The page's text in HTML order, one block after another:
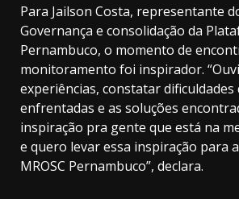
Para Jailson Costa, representante
Governança e consolidação da
Pernambuco, o momento de
monitoramento foi inspirador.
experiências, constatar
enfrentadas e as soluções
inspiração pra gente que está na
e quero levar essa inspiração para
MROSC Pernambuco”, declara.